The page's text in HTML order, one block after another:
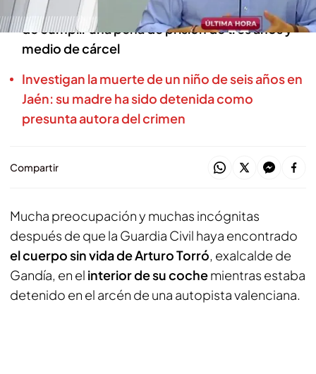
Arturo Torró tenía 62 años y estaba pendiente
de cumplir una pena de prisión de tres años y
medio de cárcel
Investigan la muerte de un niño de seis años en
Jaén: su madre ha sido detenida como
presunta autora del crimen
Compartir
Mucha preocupación y muchas incógnitas
después de que la Guardia Civil haya encontrado
el cuerpo sin vida de Arturo Torró, exalcalde de
Gandía, en el interior de su cochemientras estaba
detenido en el arcén de una autopista valenciana.